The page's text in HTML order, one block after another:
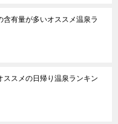
含有量が多いオススメ温泉ラ
ススメの日帰り温泉ランキン